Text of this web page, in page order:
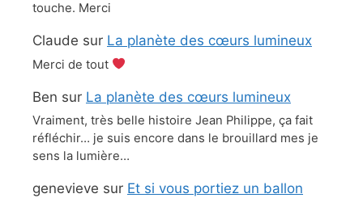
touche. Merci
Claude sur La planète des cœurs lumineux
Merci de tout
Ben sur La planète des cœurs lumineux
Vraiment, très belle histoire Jean Philippe, ça fait
réfléchir… je suis encore dans le brouillard mes je
sens la lumière…
genevieve sur Et si vous portiez un ballon